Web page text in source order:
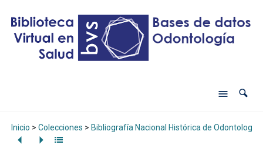
Inicio > Colecciones > Bibliografía Nacional Histórica de Odontología